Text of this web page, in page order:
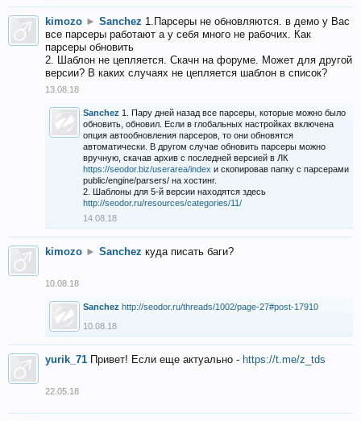
kimozo ► Sanchez 1.Парсеры не обновляются. в демо у Вас
все парсеры работают а у себя много не рабочих. Как
парсеры обновить
2. Шаблон не цепляется. Скачн на форуме. Может для другой
версии? В каких случаях не цепляется шаблон в список?
13.08.18
Sanchez 1. Пару дней назад все парсеры, которые можно было
обновить, обновил. Если в глобальных настройках включена
опция автообновления парсеров, то они обновятся
автоматически. В другом случае обновить парсеры можно
вручную, скачав архив с последней версией в ЛК
https://seodor.biz/userarea/index и скопировав папку с парсерами
public/engine/parsers/ на хостинг.
2. Шаблоны для 5-й версии находятся здесь
http://seodor.ru/resources/categories/11/
14.08.18
kimozo ► Sanchez куда писать баги?
10.08.18
Sanchez http://seodor.ru/threads/1002/page-27#post-17910
10.08.18
yurik_71 Привет! Если еще актуально - https://t.me/z_tds
22.05.18